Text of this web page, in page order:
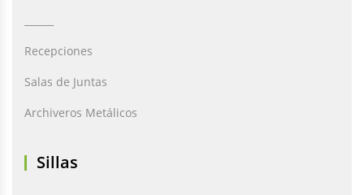
Recepciones
Salas de Juntas
Archiveros Metálicos
Sillas